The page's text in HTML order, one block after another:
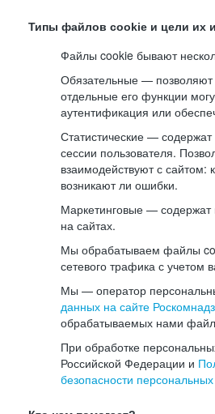
Типы файлов cookie и цели их
Файлы cookie бывают
Обязательные — позволяют
отдельные его функции
аутентификация или
Статистические —
сессии пользователя.
взаимодействуют с сайтом:
возникают ли ошибки.
Маркетинговые —
на сайтах.
Мы обрабатываем файлы
сетевого трафика с учетом
Мы — оператор
данных на сайте
обрабатываемых нами
При обработке
Российской Федерации и
безопасности